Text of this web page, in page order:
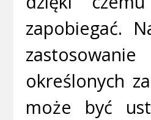
zapobiegać.
określonych
może być